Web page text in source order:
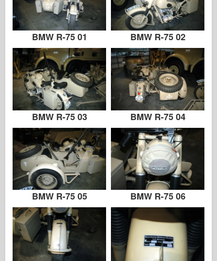
Dvd
Kontakt
le Denník
Súpravy
BMW R-75 01 BMW R-75 02
BMW R-75 03 BMW R-75 04
BMW R-75 05 BMW R-75 06